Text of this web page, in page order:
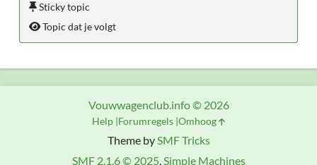
Sticky topic
Topic dat je volgt
Theme bySMF Tricks
SMF 2.1.6 © 2025,Simple Machines
Vouwwagenclub.info © 2026
Help Forumregels Omhoog